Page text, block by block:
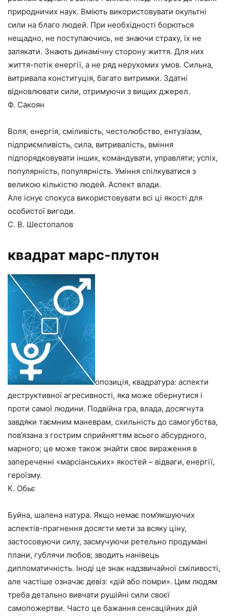
природничих наук. Вміють використовувати окультні
сили на благо людей. При необхідності борються
нещадно, не поступаючись, не знаючи страху, їх не
залякати. Знають динамічну сторону життя. Для них
життя-потік енергії, а не ряд нерухомих умов. Сильна,
витривала конституція, багато витримки. Здатні
відновлювати сили, отримуючи з вищих джерел.
Ф. Сакоян
Воля, енергія, сміливість, честолюбство, ентузіазм,
підприємливість, сила, витривалість, вміння
підпорядковувати інших, командувати, управляти; успіх,
популярність, популярність. Уміння спілкуватися з
великою кількістю людей. Аспект влади.
Але існує спокуса використовувати всі ці якості для
особистої вигоди.
С. В. Шестопалов
квадрат марс-плутон
опозиція, квадратура: аспекти
деструктивної агресивності, яка може обернутися і
проти самої людини. Подвійна гра, влада, досягнута
завдяки таємним маневрам, схильність до самогубства,
пов’язана з гострим сприйняттям всього абсурдного,
марного; це може також знайти своє вираження в
запереченні «марсіанських» якостей – відваги, енергії,
героїзму.
К. Обьє
Буйна, шалена натура. Якщо немає пом’якшуючих
аспектів-прагнення досягти мети за всяку ціну,
застосовуючи силу, засмучуючи ретельно продумані
плани, гублячи любов; зводить нанівець
дипломатичність. Іноді це знак надзвичайної сміливості,
але частіше означає девіз: «дій або помри». Цим людям
треба детально вивчати рушійні сили своєї
самопожертви. Часто це бажання сенсаційних дій